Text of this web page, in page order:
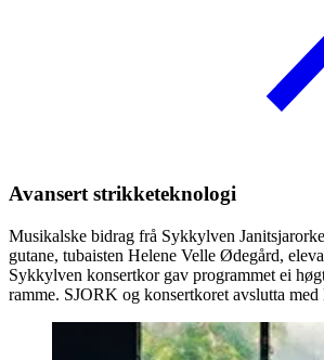
Avansert strikketeknologi
Musikalske bidrag frå Sykkylven
gutane, tubaisten Helene Velle Ødegård,
Sykkylven konsertkor gav programmet ei
ramme. SJORK og konsertkoret avslutta med